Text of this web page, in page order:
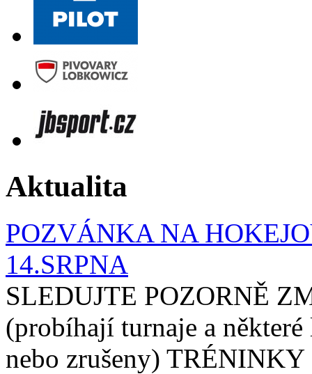
Aktualita
POZVÁNKA NA
14.SRPNA
SLEDUJTE POZORNĚ
(probíhají turnaje a
nebo zrušeny)